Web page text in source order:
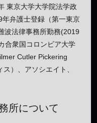
東京大学大学院法学政
弁護士登録（第一東京
波法律事務所勤務(2019
合衆国コロンビア大学
Cutler Pickering
）、アソシエイト、
所について